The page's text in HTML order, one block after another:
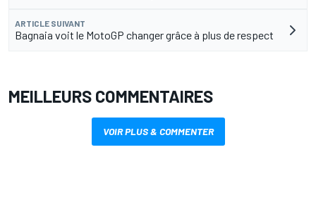
ARTICLE SUIVANT
Bagnaia voit le MotoGP changer grâce à plus de respect
MEILLEURS COMMENTAIRES
VOIR PLUS & COMMENTER